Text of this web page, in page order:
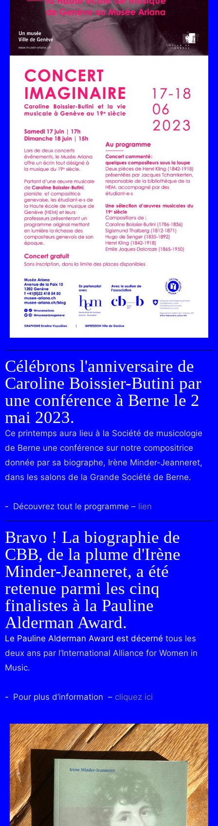
Célébrons l'anniversaire de
Caroline Boissier-Butini par
une conférence à Berne le 2
mai 2023.
Ce printemps aura lieu à la Société de musicologie
de Berne une conférence sur notre compositrice
donnée par sa biographe, Irène Minder-Jeanneret,
dans les salons de la Grande Société de Berne.
Découvrez tout le programme – lien
Bravo ! La biographie de
CBB, de la plume d'Irène
Minder-Jeanneret, a été
retenue parmi les cinq
finalistes à la Pauline
Alderman Award.
Le Pauline Alderman Award est décerné tous les
deux ans par l’International Alliance for Women in
Music.
Pour plus d’information – cliquez ici